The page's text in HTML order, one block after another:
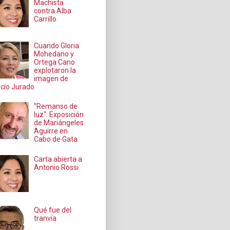
Machista
contra Alba
Carrillo
Cuando Gloria
Mohedano y
Ortega Cano
explotaron la
imagen de
Jurado
"Remanso de
luz": Exposición
de Mariángeles
Aguirre en
Cabo de Gata
Carta abierta a
Antonio Rossi
Qué fue del
tranvía